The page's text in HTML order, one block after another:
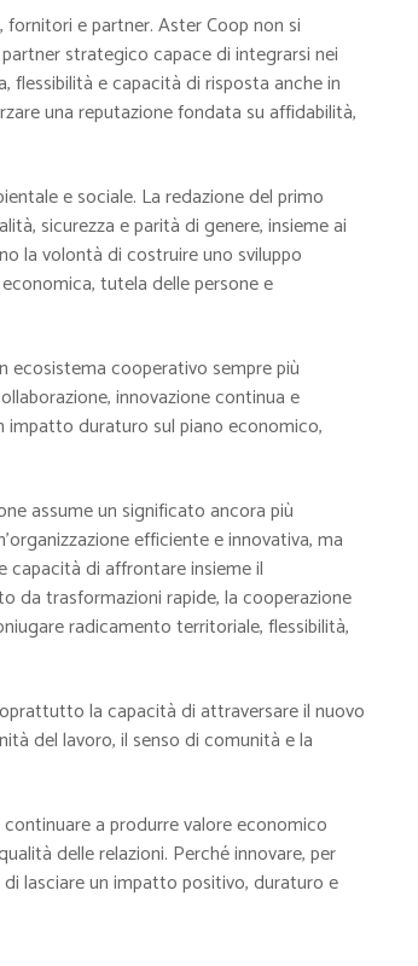
e partner. Aster Coop non si
strategico capace di integrarsi nei
e capacità di risposta anche in
una reputazione fondata su affidabilità,
e sociale. La redazione del primo
sicurezza e parità di genere, insieme ai
la volontà di costruire uno sviluppo
tutela delle persone e
ecosistema cooperativo sempre più
innovazione continua e
impatto duraturo sul piano economico,
assume un significato ancora più
efficiente e innovativa, ma
di affrontare insieme il
da trasformazioni rapide, la cooperazione
radicamento territoriale, flessibilità,
la capacità di attraversare il nuovo
del lavoro, il senso di comunità e la
a produrre valore economico
delle relazioni. Perché innovare, per
lasciare un impatto positivo, duraturo e